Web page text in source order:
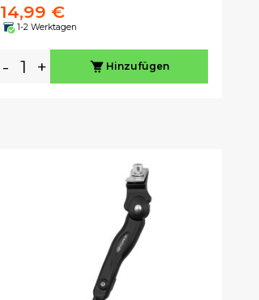
14,99 €
1-2 Werktagen
- + Hinzufügen